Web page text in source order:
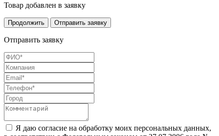
Товар добавлен в заявку
Продолжить Отправить заявку
Отправить заявку
Я даю согласие на обработку моих персональных данных,